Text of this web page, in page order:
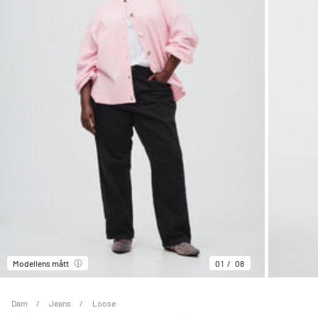
Modellens mått 01 08
Dam Jeans Loose